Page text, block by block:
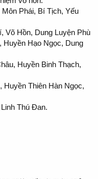
Phái, Bí Tịch, Yếu
Võ Hồn, Dung Luyện Phù
Huyền Hạo Ngọc, Dung
Huyền Binh Thạch,
Huyền Thiên Hàn Ngọc,
Thú Đan.